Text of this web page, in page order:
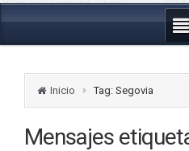
Inicio Tag: Segovia
Mensajes